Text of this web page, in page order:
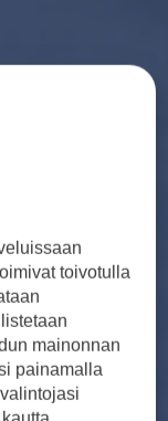
toivotulla
mainonnan
painamalla